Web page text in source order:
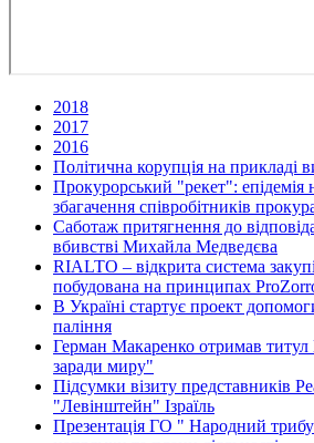
2018
2017
2016
Політична корупція на прикладі
Прокурорський "рекет": епідемія
збагачення співробітників
Саботаж притягнення до
вбивстві Михайла Медведєва
RIALTO – відкрита система
побудована на принципах
В Україні стартує проект
паління
Герман Макаренко отримав
заради миру"
Підсумки візиту представників
"Левінштейн" Ізраїль
Презентація ГО " Народний